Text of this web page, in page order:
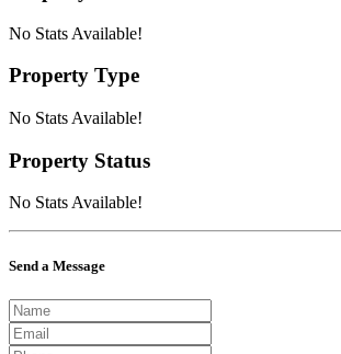
No Stats Available!
Property Type
No Stats Available!
Property Status
No Stats Available!
Send a Message